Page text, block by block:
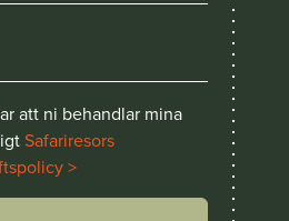
att ni behandlar mina
Safariresors
>